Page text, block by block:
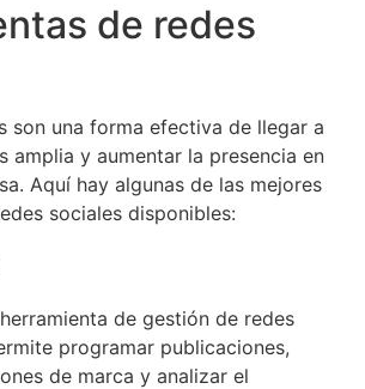
de redes
son una forma efectiva de llegar a
amplia y aumentar la presencia en
Aquí hay algunas de las mejores
sociales disponibles:
de gestión de redes
programar publicaciones,
de marca y analizar el